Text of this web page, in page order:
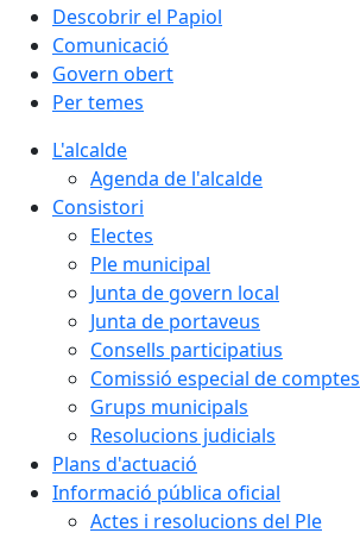
Descobrir el Papiol
Comunicació
Govern obert
Per temes
L'alcalde
Agenda de l'alcalde
Consistori
Electes
Ple municipal
Junta de govern local
Junta de portaveus
Consells participatius
Comissió especial de comptes
Grups municipals
Resolucions judicials
Plans d'actuació
Informació pública oficial
Actes i resolucions del Ple